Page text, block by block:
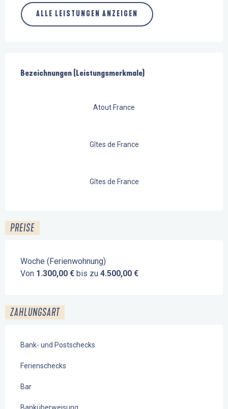
ALLE LEISTUNGEN ANZEIGEN
Bezeichnungen (Leistungsmerkmale)
Bezeichnungen (Leistungsmerkmale)
Atout France
Gîtes de France
Gîtes de France
PREISE
Woche (Ferienwohnung)
Von 1.300,00 € bis zu 4.500,00 €
ZAHLUNGSART
Bank- und Postschecks
Ferienschecks
Bar